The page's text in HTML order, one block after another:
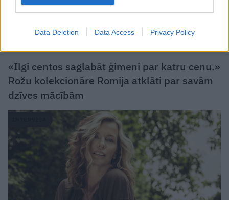
Data Deletion Data Access Privacy Policy
«Ilgi centos saglabāt ģimeni par katru cenu.»
Rožu kolekcionāre Romija atklāti par savām
dzīves mācībām